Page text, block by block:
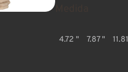
4.72 " 7.87 "